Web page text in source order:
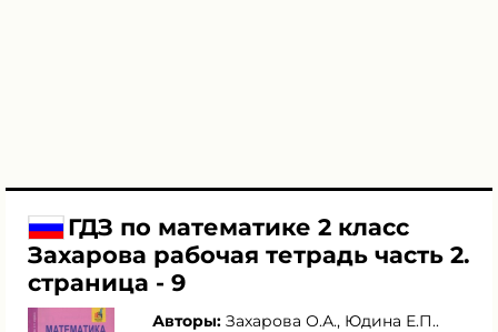
ГДЗ по математике 2 класс
Захарова рабочая тетрадь часть 2.
страница - 9
Авторы: Захарова О.А., Юдина Е.П..